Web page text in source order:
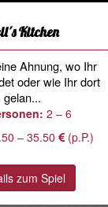
Kitchen
Ahnung, wo Ihr
oder wie Ihr dort
gelan...
2 – 6
– 35.50 (p.P.)
zum Spiel